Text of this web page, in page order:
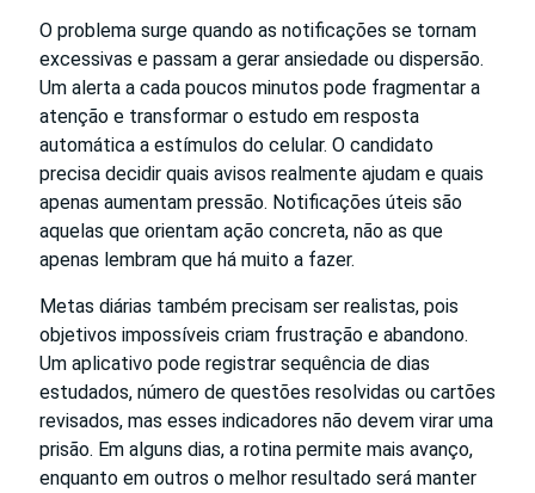
O problema surge quando as notificações se tornam
excessivas e passam a gerar ansiedade ou dispersão.
Um alerta a cada poucos minutos pode fragmentar a
atenção e transformar o estudo em resposta
automática a estímulos do celular. O candidato
precisa decidir quais avisos realmente ajudam e quais
apenas aumentam pressão. Notificações úteis são
aquelas que orientam ação concreta, não as que
apenas lembram que há muito a fazer.
Metas diárias também precisam ser realistas, pois
objetivos impossíveis criam frustração e abandono.
Um aplicativo pode registrar sequência de dias
estudados, número de questões resolvidas ou cartões
revisados, mas esses indicadores não devem virar uma
prisão. Em alguns dias, a rotina permite mais avanço,
enquanto em outros o melhor resultado será manter